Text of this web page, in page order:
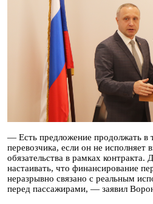
— Есть предложение продолжать в
перевозчика, если он не исполняет
обязательства в рамках контракта.
настаивать, что финансирование
неразрывно связано с реальным
перед пассажирами, — заявил